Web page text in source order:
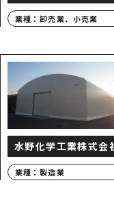
業種：卸売業、小売業
水野化学工業株式会
業種：製造業